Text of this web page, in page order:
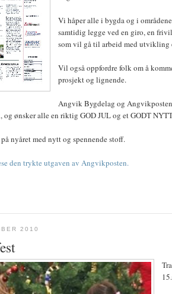
Vi håper alle i bygda og i
samtidig legge ved en giro, en
som vil gå til arbeid med utvikling
Vil også oppfordre folk om å
prosjekt og lignende.
Angvik Bygdelag og
og ønsker alle en riktig GOD JUL og et GODT
nyåret med nytt og spennende stoff.
den trykte utgaven av Angvikposten.
2010